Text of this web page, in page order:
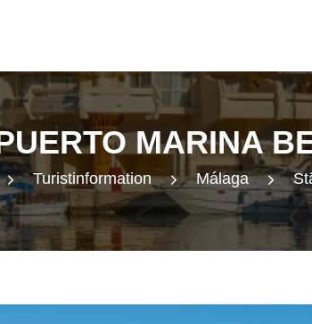
MARINA
Turistinformation Málaga